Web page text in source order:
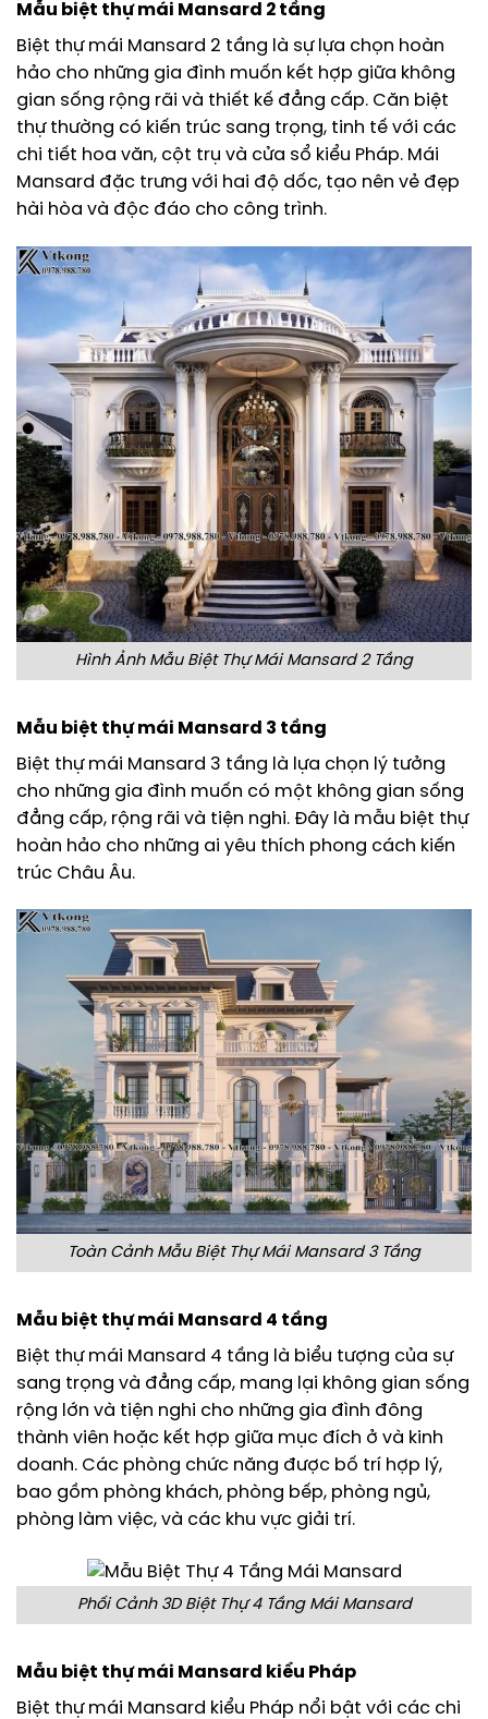
Mẫu biệt thự mái Mansard 2 tầng
Biệt thự mái Mansard 2 tầng là sự lựa chọn hoàn
hảo cho những gia đình muốn kết hợp giữa không
gian sống rộng rãi và thiết kế đẳng cấp. Căn biệt
thự thường có kiến trúc sang trọng, tinh tế với các
chi tiết hoa văn, cột trụ và cửa sổ kiểu Pháp. Mái
Mansard đặc trưng với hai độ dốc, tạo nên vẻ đẹp
hài hòa và độc đáo cho công trình.
Hình Ảnh Mẫu Biệt Thự Mái Mansard 2 Tầng
Mẫu biệt thự mái Mansard 3 tầng
Biệt thự mái Mansard 3 tầng là lựa chọn lý tưởng
cho những gia đình muốn có một không gian sống
đẳng cấp, rộng rãi và tiện nghi. Đây là mẫu biệt thự
hoàn hảo cho những ai yêu thích phong cách kiến
trúc Châu Âu.
Toàn Cảnh Mẫu Biệt Thự Mái Mansard 3 Tầng
Mẫu biệt thự mái Mansard 4 tầng
Biệt thự mái Mansard 4 tầng là biểu tượng của sự
sang trọng và đẳng cấp, mang lại không gian sống
rộng lớn và tiện nghi cho những gia đình đông
thành viên hoặc kết hợp giữa mục đích ở và kinh
doanh. Các phòng chức năng được bố trí hợp lý,
bao gồm phòng khách, phòng bếp, phòng ngủ,
phòng làm việc, và các khu vực giải trí.
Phối Cảnh 3D Biệt Thự 4 Tầng Mái Mansard
Mẫu biệt thự mái Mansard kiểu Pháp
Biệt thự mái Mansard kiểu Pháp nổi bật với các chi